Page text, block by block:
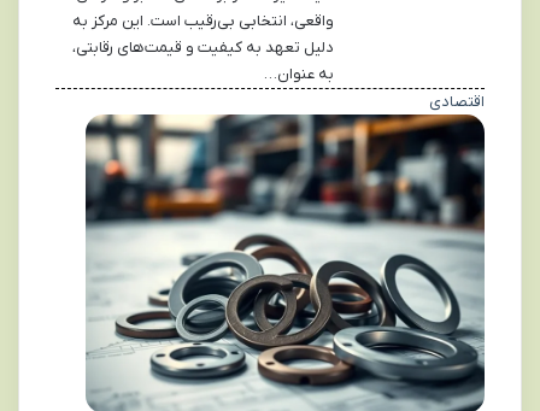
واقعی، انتخابی بی‌رقیب است. این مرکز به
دلیل تعهد به کیفیت و قیمت‌های رقابتی،
به عنوان…
اقتصادی